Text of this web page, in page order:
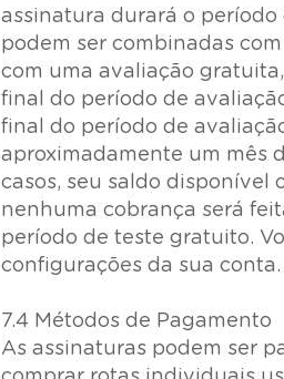
assinatura durará o
podem ser combinadas
com uma avaliação
final do período de
final do período de
aproximadamente um mês
casos, seu saldo
nenhuma cobrança será
período de teste gratuito.
configurações da sua conta.
7.4 Métodos de Pagamento
As assinaturas podem ser